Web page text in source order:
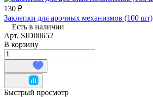
130 ₽
Заклепки для арочных механизмов (100 шт)
Есть в наличии
Арт. SID00652
В корзину
Быстрый просмотр